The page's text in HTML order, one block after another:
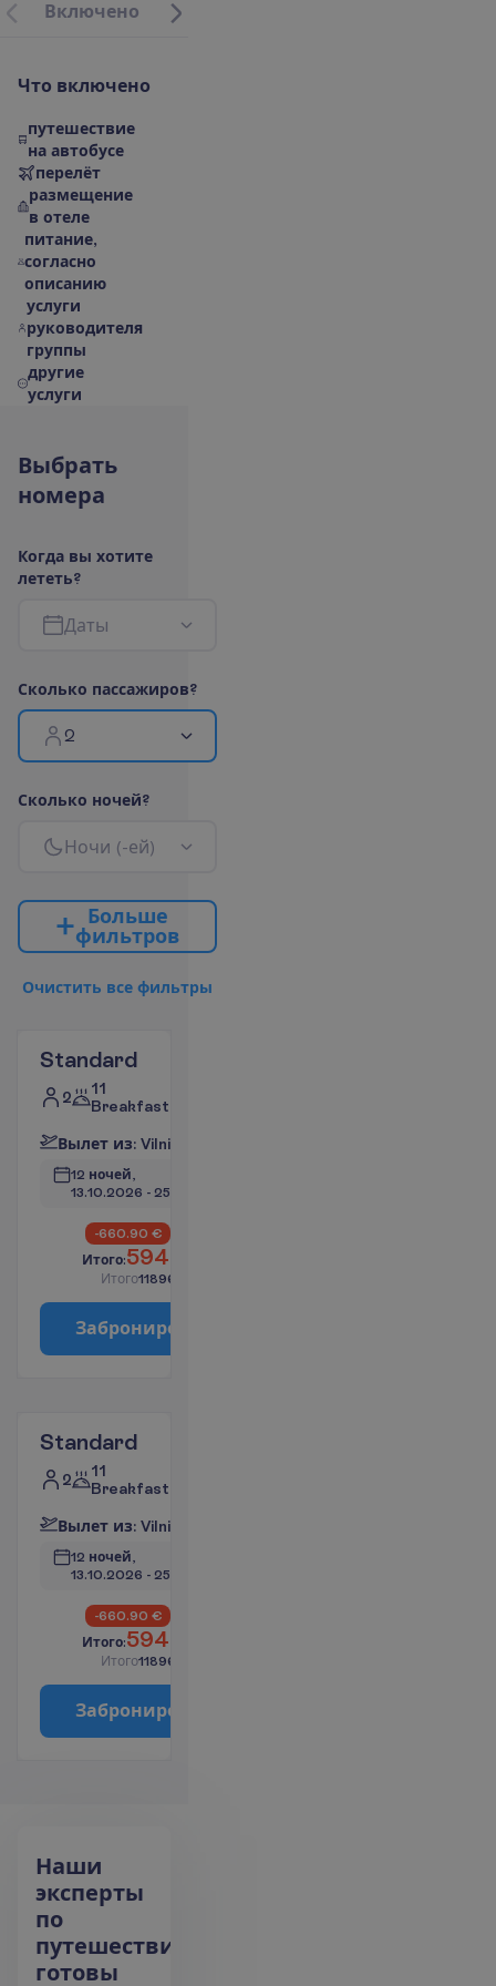
Включено пе
Что включено
путешествие
на автобусе
перелёт
размещение
в отеле
питание,
согласно
описанию
услуги
руководителя
группы
другие
услуги
Выбрать
номера
Когда вы хотите
лететь?
Даты
Сколько пассажиров?
2
Сколько ночей?
Ночи (-ей)
Больше
фильтров
Очистить все фильтры
Standard
2
11
Breakfast
Вылет из: Vilni
12 ночей,
13.10.2026 - 25.10.2026
-660.90 €
Итого:5948.10
Итого11896.20
Заброниро
Standard
2
11
Breakfast
Вылет из: Vilni
12 ночей,
13.10.2026 - 25.10.2026
-660.90 €
Итого:5948.10
Итого11896.20
Заброниро
Наши
эксперты
по
путешествиям
готовы